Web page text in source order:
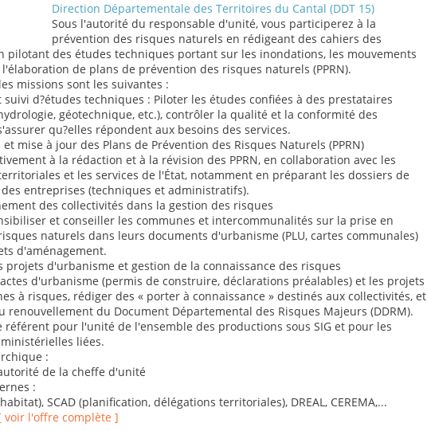
Direction Départementale des Territoires du Cantal (DDT 15)
Sous l'autorité du responsable d'unité, vous participerez à la
prévention des risques naturels en rédigeant des cahiers des
pilotant des études techniques portant sur les inondations, les mouvements
de plans de prévention des risques naturels (PPRN).
missions sont les suivantes :
suivi d?études techniques : Piloter les études confiées à des prestataires
géotechnique, etc.), contrôler la qualité et la conformité des
qu?elles répondent aux besoins des services.
mise à jour des Plans de Prévention des Risques Naturels (PPRN)
à la rédaction et à la révision des PPRN, en collaboration avec les
et les services de l'État, notamment en préparant les dossiers de
entreprises (techniques et administratifs).
des collectivités dans la gestion des risques
et conseiller les communes et intercommunalités sur la prise en
naturels dans leurs documents d'urbanisme (PLU, cartes communales)
d'aménagement.
projets d'urbanisme et gestion de la connaissance des risques
d'urbanisme (permis de construire, déclarations préalables) et les projets
à risques, rédiger des « porter à connaissance » destinés aux collectivités, et
renouvellement du Document Départemental des Risques Majeurs (DDRM).
référent pour l'unité de l'ensemble des productions sous SIG et pour les
liées.
:
de la cheffe d'unité
:
SCAD (planification, délégations territoriales), DREAL, CEREMA,...
voir l'offre complète ]